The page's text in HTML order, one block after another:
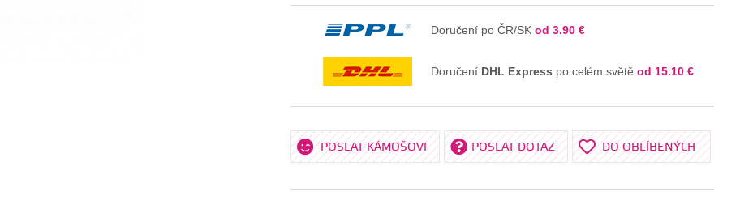
Doručení po ČR/SK od 3.90 €
Doručení DHL Express po celém světě od 15.10 €
POSLAT KÁMOŠOVI POSLAT DOTAZ DO OBLÍBENÝCH